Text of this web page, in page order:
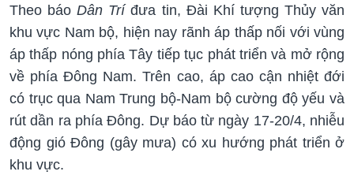
Theo báoDân Tríđưa tin, Đài Khí tượng Thủy văn
khu vực Nam bộ, hiện nay rãnh áp thấp nối với vùng
áp thấp nóng phía Tây tiếp tục phát triển và mở rộng
về phía Đông Nam. Trên cao, áp cao cận nhiệt đới
có trục qua Nam Trung bộ-Nam bộ cường độ yếu và
rút dần ra phía Đông. Dự báo từ ngày 17-20/4, nhiễu
động gió Đông (gây mưa) có xu hướng phát triển ở
khu vực.